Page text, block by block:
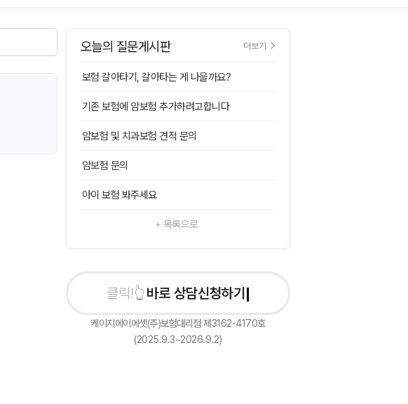
오늘의 질문게시판 더보기
보험 갈아타기, 갈아타는 게 나을까요?
기존 보험에 암보험 추가하려고합니다
암보험 및 치과보험 견적 문의
암보험 문의
아이 보험 봐주세요
+ 목록으로
바로 상담신청하기
케이지에이에셋(주)보험대리점 제3162-4170호
(2025.9.3~2026.9.2)